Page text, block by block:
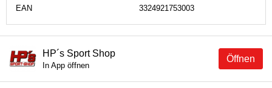
EAN
3324921753003
Öffnen
HP´s Sport Shop
In App öffnen